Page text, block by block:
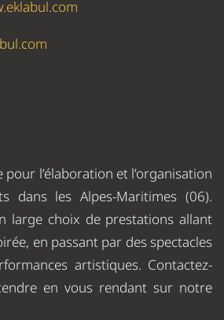
l’élaboration et l’organisation
dans les Alpes-Maritimes (06).
large choix de prestations allant
en passant par des spectacles
artistiques. Contactez-
en vous rendant sur notre